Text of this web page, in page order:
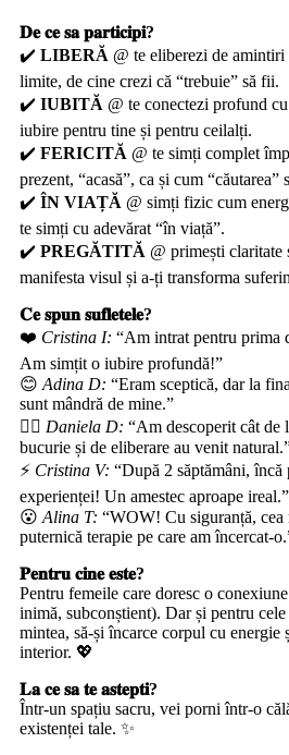
𝐃𝐞 𝐜𝐞 𝐬𝐚 𝐩𝐚𝐫𝐭𝐢𝐜𝐢𝐩𝐢?
✔️ LIBERĂ @ te eliberezi de
limite, de cine crezi că “trebuie” să fii.
✔️ IUBITĂ @ te conectezi profund
iubire pentru tine și pentru ceilalți.
✔️ FERICITĂ @ te simți complet
prezent, “acasă”, ca și cum “căutarea”
✔️ ÎN VIAȚĂ @ simți fizic cum
te simți cu adevărat “în viață”.
✔️ PREGĂTITĂ @ primești claritate
manifesta visul și a-ți transforma
𝐂𝐞 𝐬𝐩𝐮𝐧 𝐬𝐮𝐟𝐥𝐞𝐭𝐞𝐥𝐞?
❤️ Cristina I: “Am intrat pentru prima
Am simțit o iubire profundă!”
😊 Adina D: “Eram sceptică, dar la
sunt mândră de mine.”
🧚‍♀️ Daniela D: “Am descoperit cât
bucurie și de eliberare au venit
⚡ Cristina V: “După 2 săptămâni, încă
experienței! Un amestec aproape ireal.”
😮 Alina T: “WOW! Cu siguranță, cea
puternică terapie pe care am încercat-
𝐏𝐞𝐧𝐭𝐫𝐮 𝐜𝐢𝐧𝐞 𝐞𝐬𝐭𝐞?
Pentru femeile care doresc o
inimă, subconștient). Dar și pentru
mintea, să-și încarce corpul cu energie
interior. 💖
𝐋𝐚 𝐜𝐞 𝐬𝐚 𝐭𝐞 𝐚𝐬𝐭𝐞𝐩𝐭𝐢?
Într-un spațiu sacru, vei porni într-o
existenței tale. ✨